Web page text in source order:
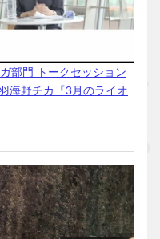
部門 トークセッション
海野チカ『3月のライオ